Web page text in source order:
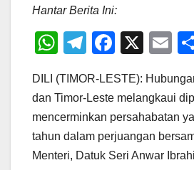
Hantar Berita Ini:
W
at
s
A
p
T
e
gr
a
m
F
c
e
b
o
X
E
ail
DILI (TIMOR-LESTE):
dan Timor-Leste melangkaui
mencerminkan persahabatan
tahun dalam perjuangan
Menteri, Datuk Seri Anwar